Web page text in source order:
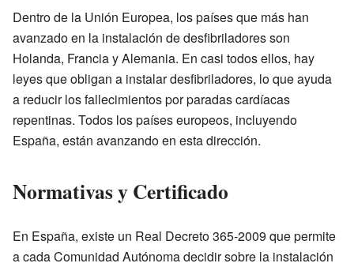
Dentro de la Unión Europea, los países que más han
avanzado en la instalación de desfibriladores son
Holanda, Francia y Alemania. En casi todos ellos, hay
leyes que obligan a instalar desfibriladores, lo que ayuda
a reducir los fallecimientos por paradas cardíacas
repentinas. Todos los países europeos, incluyendo
España, están avanzando en esta dirección.
Normativas y Certificado
En España, existe un Real Decreto 365-2009 que permite
a cada Comunidad Autónoma decidir sobre la instalación